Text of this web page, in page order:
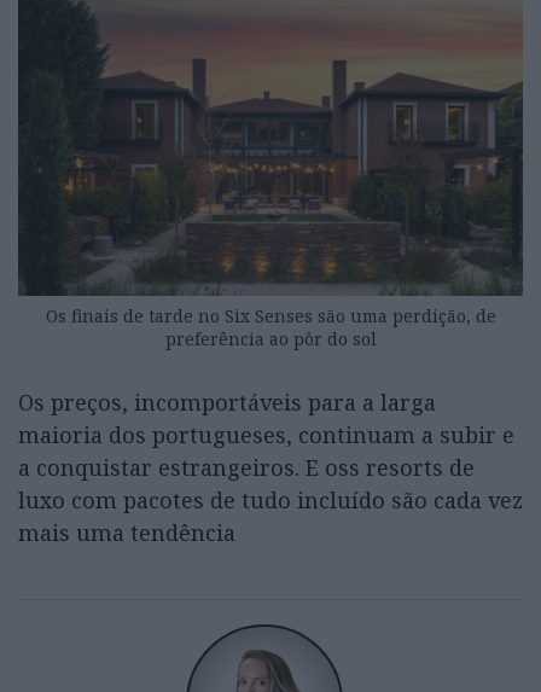
Os finais de tarde no Six Senses são uma perdição, de
preferência ao pôr do sol
Os preços, incomportáveis para a larga
maioria dos portugueses, continuam a subir e
a conquistar estrangeiros. E oss resorts de
luxo com pacotes de tudo incluído são cada vez
mais uma tendência